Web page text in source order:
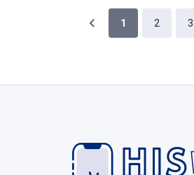
1 2 3